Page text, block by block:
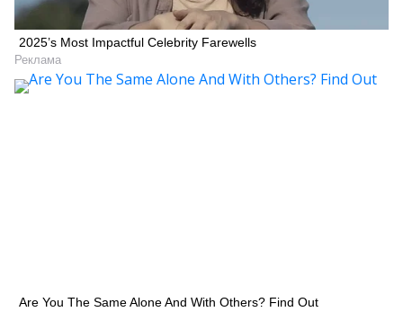
2025’s Most Impactful Celebrity Farewells
Реклама
Are You The Same Alone And With Others? Find Out